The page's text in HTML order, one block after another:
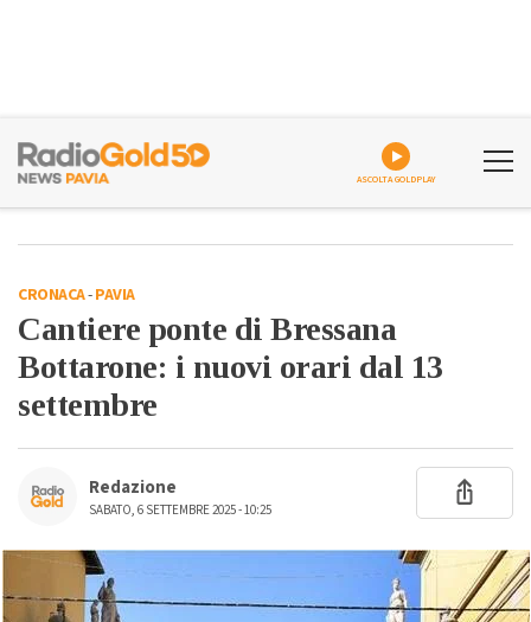
ASCOLTA GOLDPLAY
CRONACA-PAVIA
Cantiere ponte di Bressana
Bottarone: i nuovi orari dal 13
settembre
Redazione
SABATO, 6 SETTEMBRE 2025 - 10:25